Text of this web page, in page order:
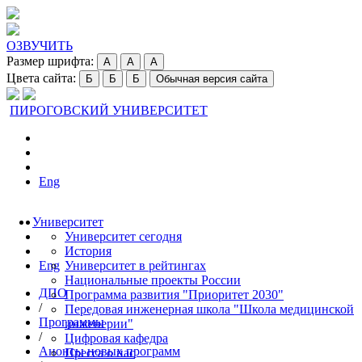
ОЗВУЧИТЬ
Размер шрифта:
A A A
Цвета сайта: Б Б Б Обычная версия сайта
ПИРОГОВСКИЙ УНИВЕРСИТЕТ
Eng
Университет
Университет сегодня
История
Университет в рейтингах
Национальные проекты России
Программа развития "Приоритет 2030"
Передовая инженерная школа "Школа медицинской
инженерии"
Цифровая кафедра
Пресса о нас
Eng
ДПО
/
Программы
/
Анонсы новых программ